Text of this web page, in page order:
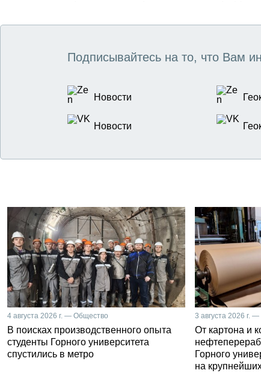
Подписывайтесь на то, что Вам
Новости
Новости
4 августа 2026 г. — Общество
В поисках производственного опыта
студенты Горного университета
спустились в метро
3 августа 2026 г.
От картона и
Горного
на